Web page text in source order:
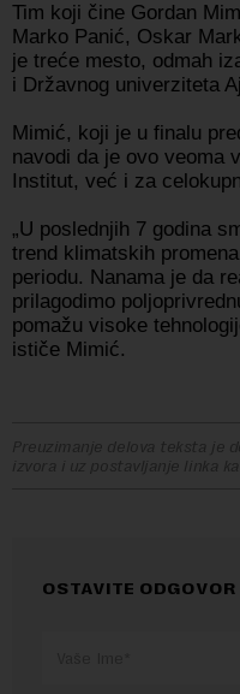
Tim koji čine Gordan
Marko Panić, Oskar
je treće mesto, odmah
i Državnog univerziteta
Mimić, koji je u finalu
navodi da je ovo veoma
Institut, već i za
„U poslednjih 7 godina
trend klimatskih
periodu. Nanama je da
prilagodimo
pomažu visoke
ističe Mimić.
Preuzimanje delova teksta je
izvora i uz postavljanje linka
OSTAVITE ODGOVOR